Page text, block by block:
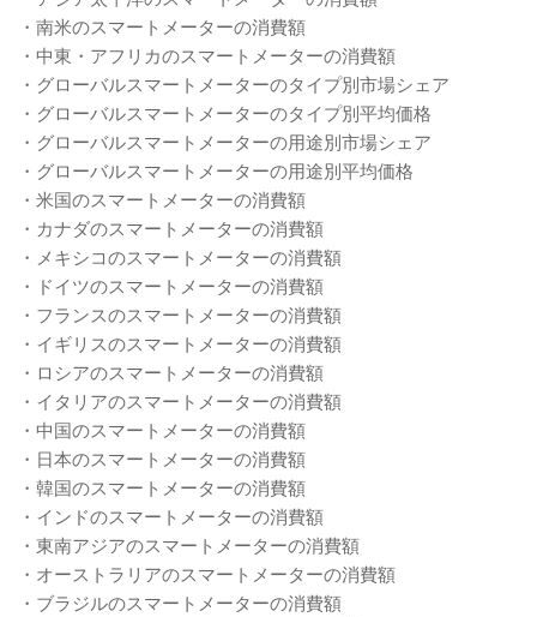
・南米のスマートメーターの消費額
・中東・アフリカのスマートメーターの消費額
・グローバルスマートメーターのタイプ別市場シェア
・グローバルスマートメーターのタイプ別平均価格
・グローバルスマートメーターの用途別市場シェア
・グローバルスマートメーターの用途別平均価格
・米国のスマートメーターの消費額
・カナダのスマートメーターの消費額
・メキシコのスマートメーターの消費額
・ドイツのスマートメーターの消費額
・フランスのスマートメーターの消費額
・イギリスのスマートメーターの消費額
・ロシアのスマートメーターの消費額
・イタリアのスマートメーターの消費額
・中国のスマートメーターの消費額
・日本のスマートメーターの消費額
・韓国のスマートメーターの消費額
・インドのスマートメーターの消費額
・東南アジアのスマートメーターの消費額
・オーストラリアのスマートメーターの消費額
・ブラジルのスマートメーターの消費額